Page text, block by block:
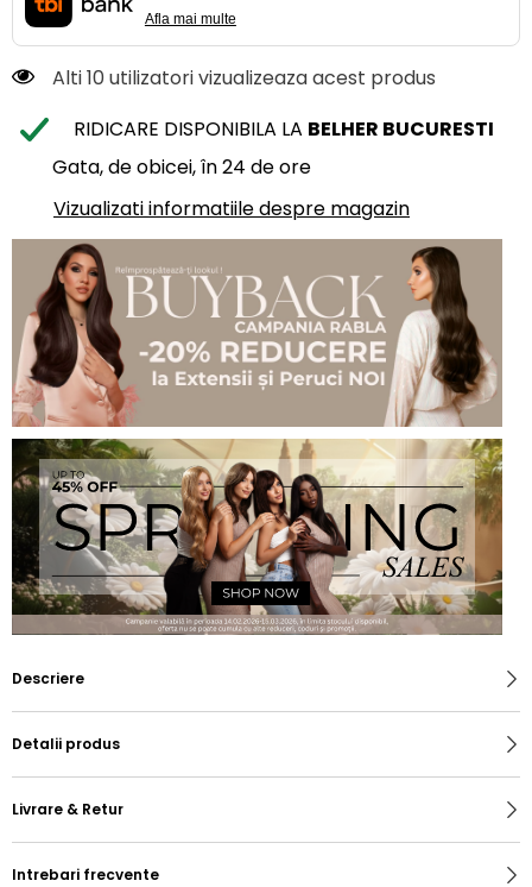
Afla mai multe
Alti 10 utilizatori vizualizeaza acest produs
RIDICARE DISPONIBILA LA BELHER BUCURESTI
Gata, de obicei, în 24 de ore
Vizualizati informatiile despre magazin
Descriere
Detalii produs
Livrare & Retur
Intrebari frecvente